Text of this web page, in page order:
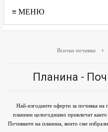
≡ МЕНЮ
Всички почивки
Планина -
Най-изгодните оферти за почивка на
планини целогодишно привличат
Почивките на планина, които сме